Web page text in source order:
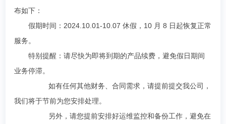
布如下：
假期时间：2024.10.01-10.07 休假，10 月 8 日起恢复正常
服务。
特别提醒：请尽快为即将到期的产品续费，避免假日期间
业务停滞。
如有任何其他财务、合同需求，请提前提交我公司，
我们将于节前为您安排处理。
另外，请您提前安排好运维监控和备份工作，避免在